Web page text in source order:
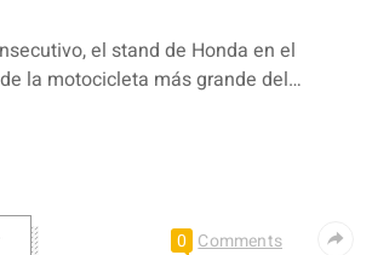
el stand de Honda en el
la motocicleta más grande del…
0 Comments